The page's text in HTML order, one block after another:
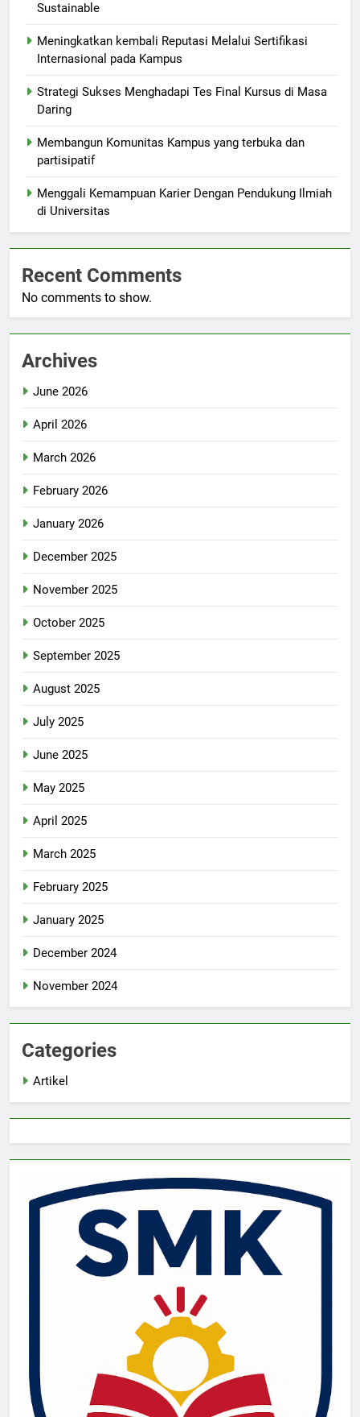
Sustainable
Meningkatkan kembali Reputasi Melalui Sertifikasi
Internasional pada Kampus
Strategi Sukses Menghadapi Tes Final Kursus di Masa
Daring
Membangun Komunitas Kampus yang terbuka dan
partisipatif
Menggali Kemampuan Karier Dengan Pendukung Ilmiah
di Universitas
Recent Comments
No comments to show.
Archives
June 2026
April 2026
March 2026
February 2026
January 2026
December 2025
November 2025
October 2025
September 2025
August 2025
July 2025
June 2025
May 2025
April 2025
March 2025
February 2025
January 2025
December 2024
November 2024
Categories
Artikel